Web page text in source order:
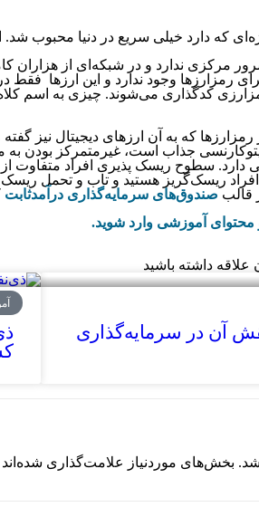
که دارد خیلی سریع در دنیا محبوب شد.
مرکزی ندارد و در شبکه‌ای از هزاران
رمزارزها وجود ندارد و این ارزها فقط
کدگذاری می‌شوند. چیزی به اسم
رمزارزها که به آن ارزهای دیجیتال
جذاب است، غیرمتمرکز بودن
ریسک­‌گریز هستید و تاب و تحمل ریسک را
قالب صندوق­‌های سرمایه­‌گذاری درآمدثابت
آموزشی وارد شوید.
داشته باشید
آن در سرمایه‌گذاری
بخش‌های موردنیاز علامت‌گذاری شده‌اند